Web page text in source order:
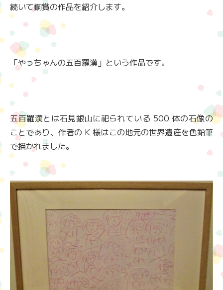
続いて銅賞の作品を紹介します。
「やっちゃんの五百羅漢」という作品です。
五百羅漢とは石見銀山に祀られている 500 体の石像の
ことであり、作者の K 様はこの地元の世界遺産を色鉛筆
で描かれました。